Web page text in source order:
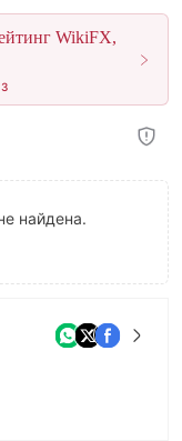
WikiFX,
3
найдена.